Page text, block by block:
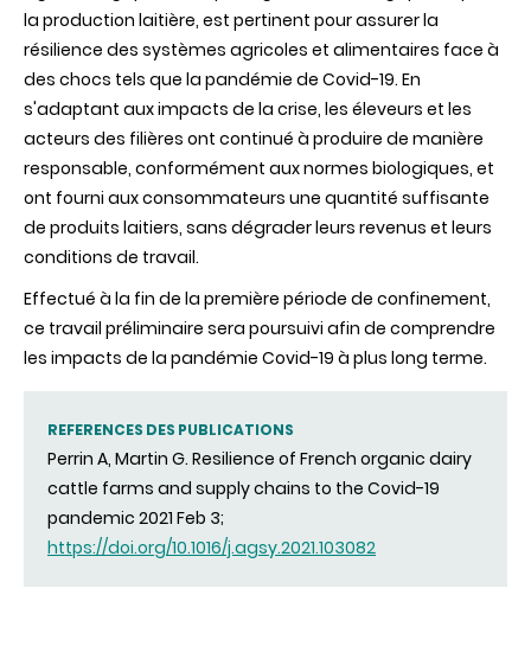
la production laitière, est pertinent pour assurer la
résilience des systèmes agricoles et alimentaires face à
des chocs tels que la pandémie de Covid-19. En
s'adaptant aux impacts de la crise, les éleveurs et les
acteurs des filières ont continué à produire de manière
responsable, conformément aux normes biologiques, et
ont fourni aux consommateurs une quantité suffisante
de produits laitiers, sans dégrader leurs revenus et leurs
conditions de travail.
Effectué à la fin de la première période de confinement,
ce travail préliminaire sera poursuivi afin de comprendre
les impacts de la pandémie Covid-19 à plus long terme.
REFERENCES DES PUBLICATIONS
Perrin A, Martin G. Resilience of French organic dairy
cattle farms and supply chains to the Covid-19
pandemic 2021 Feb 3;
https://doi.org/10.1016/j.agsy.2021.103082